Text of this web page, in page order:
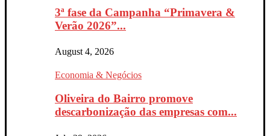
3ª fase da Campanha “Primavera &
Verão 2026”...
August 4, 2026
Economia & Negócios
Oliveira do Bairro promove
descarbonização das empresas com...